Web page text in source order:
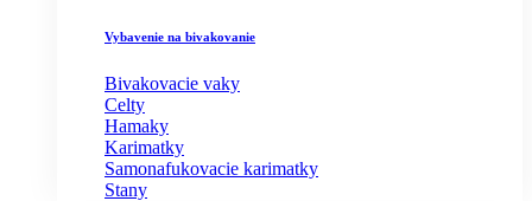
Vybavenie na bivakovanie
Bivakovacie vaky
Celty
Hamaky
Karimatky
Samonafukovacie karimatky
Stany